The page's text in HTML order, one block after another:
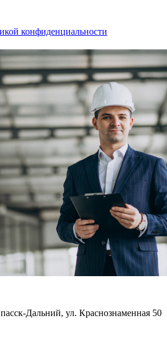
конфиденциальности
Дальний, ул. Краснознаменная 50